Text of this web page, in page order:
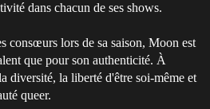
dans chacun de ses shows.
consœurs lors de sa saison, Moon est
que pour son authenticité. À
diversité, la liberté d'être soi-même et
queer.